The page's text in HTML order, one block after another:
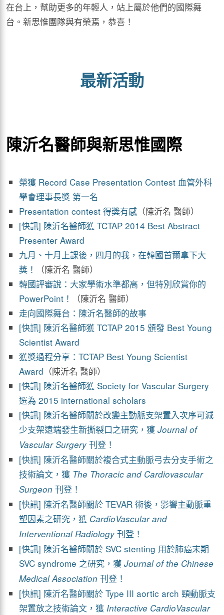
在台上，幫助更多的年輕人，站上屬於他們的國際舞
台。新思惟團隊與有榮焉，恭喜！
最新活動
陳沂名醫師與新思惟國際
榮獲 Record Case Presentation Contest 血管外科
學會理事長獎 第一名
Presentation contest 得獎有感（陳沂名 醫師）
[快訊] 陳沂名醫師獲 TCTAP 2014 Best Abstract
Presenter Award
九月、十月上課後，四月的我，在韓國首爾拿下大
獎！
（陳沂名 醫師）
韓國評審說：大家學術水準都高，但特別欣賞你的
PowerPoint！
（陳沂名 醫師）
走向國際舞台：陳沂名醫師的故事
[快訊] 陳沂名醫師獲 TCTAP 2015 頒發 Best Young
Scientist Award
獲獎過程分享：TCTAP Best Young Scientist
Award （陳沂名 醫師）
[快訊] 陳沂名醫師獲 Society for Vascular Surgery
選為 2015 international scholars
[快訊] 陳沂名醫師關於改變主動脈支架置入次序可減
少支架遠端發生新撕裂口之研究，獲 Journal of
Vascular Surgery 刊登！
[快訊] 陳沂名醫師關於複合式主動脈弓去分支手術之
技術論文，獲 The Thoracic and Cardiovascular
Surgeon 刊登！
[快訊] 陳沂名醫師關於 TEVAR 術後，影響主動脈重
塑因素之研究，獲 CardioVascular and
Interventional Radiology刊登！
[快訊] 陳沂名醫師關於 SVC stenting 用於肺癌末期
SVC syndrome 之研究，獲 Journal of the Chinese
Medical Association 刊登！
[快訊] 陳沂名醫師關於 Type III aortic arch 頸動脈支
架置放之技術論文，獲 Interactive CardioVascular